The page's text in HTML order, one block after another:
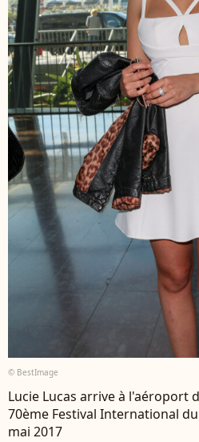
© BestImage
Lucie Lucas arrive à l'aéroport
70ème Festival International du
mai 2017